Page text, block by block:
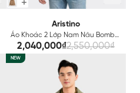
Aristino
Áo Khoác 2 Lớp Nam Nâu Bomber
Aristino Regular Fit AJK600EDP01
2,040,000₫2,550,000₫
NEW